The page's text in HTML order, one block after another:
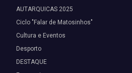
AUTARQUICAS 2025
Ciclo "Falar de Matosinhos"
Cultura e Eventos
Desporto
DESTAQUE